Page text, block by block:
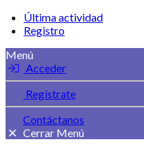
Última actividad
Registro
Menú
Acceder
Regístrate
Contáctanos
Cerrar Menú